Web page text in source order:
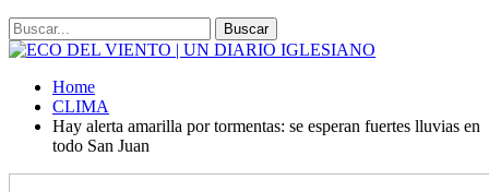
Home
CLIMA
Hay alerta amarilla por tormentas: se esperan fuertes lluvias en
todo San Juan